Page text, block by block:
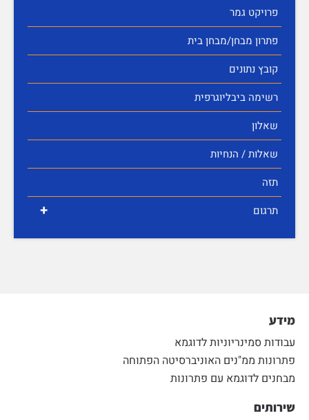
פרויקט גמר
פתרון מבחן/מבחן בית
קובץ נתונים
רשימה ביבליוגרפית
שאלון
שאלות / הנחיות
תזה
+ תרגום
מידע
עבודות סמינריוניות לדוגמא
פתרונות ממ"נים האוניברסיטה הפתוחה
מבחנים לדוגמא עם פתרונות
שירותים